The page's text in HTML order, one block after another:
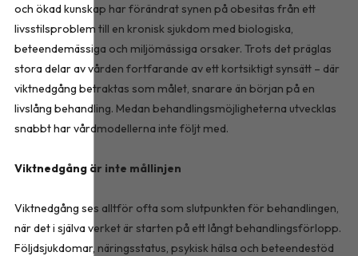
och ökad kunskap har förändrat synen på obesitas från ett
livsstilsproblem till en kronisk sjukdom med biologiska,
beteendemässiga och miljömässiga orsaker. Trots det präglas
stora delar av vården fortfarande av ett kortsiktigt synsätt – där
viktnedgång betraktas som målet, snarare än början på en
livslång behandling. Medan behandlingsmöjligheterna utvecklas
snabbt har vårdmodellerna inte följt med.
Viktnedgång är inte mållinjen
Viktnedgång ses alltför ofta som slutpunkten för behandlingen,
när det i själva verket är starten på ett långt behandlingsförlopp.
Följdsjukdomar, näringsstatus, psykisk hälsa och beteendestöd